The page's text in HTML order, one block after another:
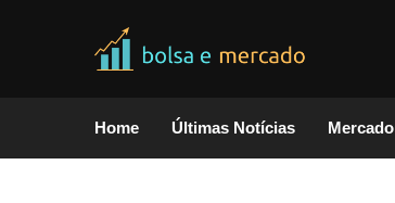
Home Últimas Notícias Mercado